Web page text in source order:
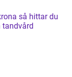
du
tandvård